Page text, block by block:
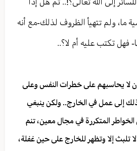
ولم تتهيأ الظروف لذلك-مع أنه
فهل تكتب عليه أم لا؟..
لا يحاسبهم على خطرات النفس وعلى
ذلك إلى عمل في الخارج.. ولكن ينبغي
المتكررة في مجال معين، تنم
تلبث إلا وتظهر للخارج على حين غفلة،